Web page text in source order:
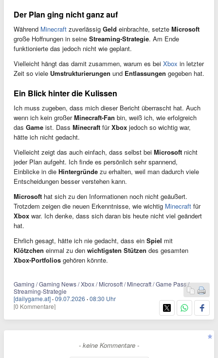
Der Plan ging nicht ganz auf
Während Minecraft zuverlässig Geld einbrachte, setzte Microsoft
große Hoffnungen in seine Streaming-Strategie. Am Ende
funktionierte das jedoch nicht wie geplant.
Vielleicht hängt das damit zusammen, warum es bei Xbox in letzter
Zeit so viele Umstrukturierungen und Entlassungen gegeben hat.
Ein Blick hinter die Kulissen
Ich muss zugeben, dass mich dieser Bericht überrascht hat. Auch
wenn ich kein großerMinecraft-Fan bin, weiß ich, wie erfolgreich
das Game ist. Dass Minecraft fürXbox jedoch so wichtig war,
hätte ich nicht gedacht.
Vielleicht zeigt das auch einfach, dass selbst bei Microsoft nicht
jeder Plan aufgeht. Ich finde es persönlich sehr spannend,
Einblicke in die Hintergründe zu erhalten, weil man dadurch viele
Entscheidungen besser verstehen kann.
Microsoft hat sich zu den Informationen noch nicht geäußert.
Trotzdem zeigen die neuen Erkenntnisse, wie wichtig Minecraft für
Xbox war. Ich denke, dass sich daran bis heute nicht viel geändert
hat.
Ehrlich gesagt, hätte ich nie gedacht, dass ein Spiel mit
Klötzchen einmal zu den wichtigsten Stützen des gesamten
Xbox-Portfolios gehören könnte.
Gaming / Gaming News / Xbox / Microsoft / Minecraft / Game Pass /
Streaming-Strategie
[dailygame.at] ·09.07.2026 ·08:30 Uhr
[0 Kommentare]
- keine Kommentare -